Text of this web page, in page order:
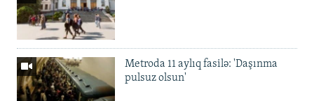
Metroda 11 aylıq fasilə: 'Daşınma
pulsuz olsun'